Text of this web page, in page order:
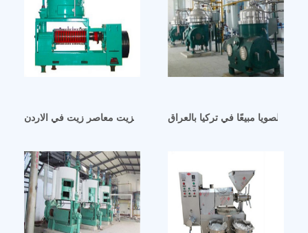
بذور عصر الزيت معاصر زيت في الاردنالصويا مبيعًا في تركيا بالعراق